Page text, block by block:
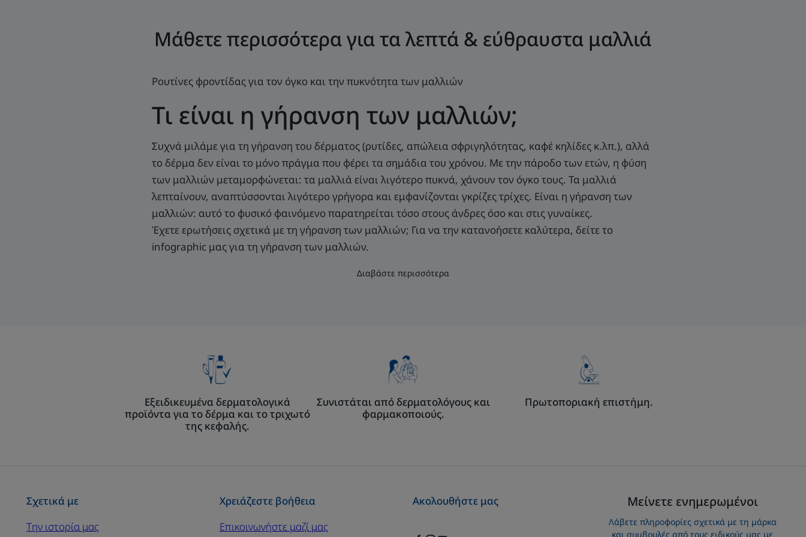
Μάθετε περισσότερα για τα λεπτά & εύθραυστα μαλλιά
Ρουτίνες φροντίδας για τον όγκο και την πυκνότητα των μαλλιών
Τι είναι η γήρανση των μαλλιών;
Συχνά μιλάμε για τη γήρανση του δέρματος (ρυτίδες, απώλεια σφριγηλότητας, καφέ κηλίδες κ.λπ.), αλλά
το δέρμα δεν είναι το μόνο πράγμα που φέρει τα σημάδια του χρόνου. Με την πάροδο των ετών, η φύση
των μαλλιών μεταμορφώνεται: τα μαλλιά είναι λιγότερο πυκνά, χάνουν τον όγκο τους. Τα μαλλιά
λεπταίνουν, αναπτύσσονται λιγότερο γρήγορα και εμφανίζονται γκρίζες τρίχες. Είναι η γήρανση των
μαλλιών: αυτό το φυσικό φαινόμενο παρατηρείται τόσο στους άνδρες όσο και στις γυναίκες.
Έχετε ερωτήσεις σχετικά με τη γήρανση των μαλλιών; Για να την κατανοήσετε καλύτερα, δείτε το
infographic μας για τη γήρανση των μαλλιών.
Διαβάστε περισσότερα
Εξειδικευμένα δερματολογικά
προϊόντα για το δέρμα και το τριχωτό
της κεφαλής.
Συνιστάται από δερματολόγους και
φαρμακοποιούς.
Πρωτοποριακή επιστήμη.
Μείνετε ενημερωμένοι
Λάβετε πληροφορίες σχετικά με τη μάρκα
και συμβουλές από τους ειδικούς μας με
Σχετικά με
Την ιστορία μας
Χρειάζεστε βοήθεια
Επικοινωνήστε μαζί μας
Ακολουθήστε μας